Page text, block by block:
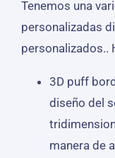
Tenemos una
personalizadas
personalizados..
3D puff
diseño del
manera de